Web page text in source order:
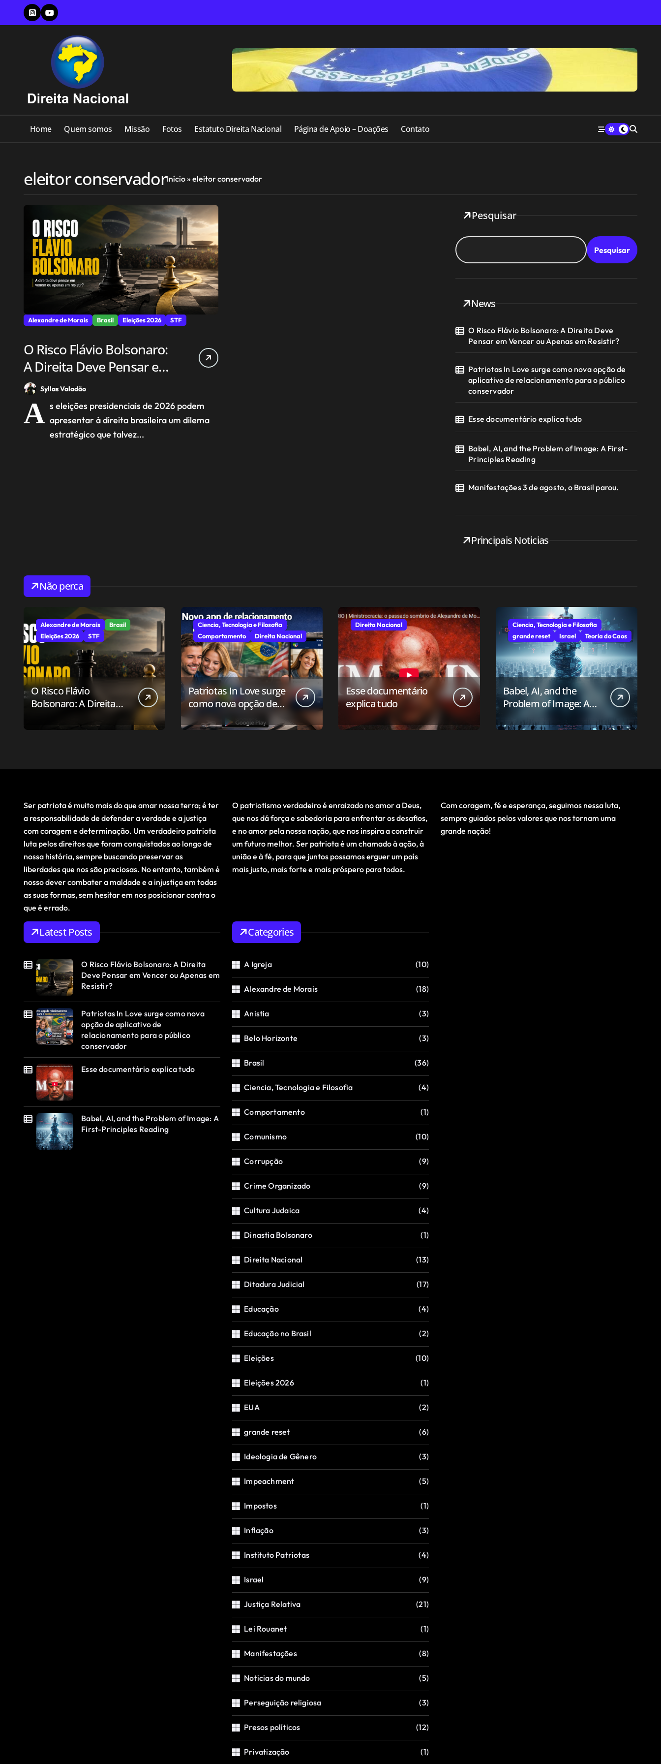
content
Home Quem somos Missão Fotos Estatuto Direita Nacional Página de Apoio – Doações Contato
eleitor conservadorInício» eleitor conservador
Alexandre de Morais Brasil Eleições 2026 STF
O Risco Flávio Bolsonaro:
A Direita Deve Pensar em
Vencer ou Apenas em
Resistir?
Syllas Valadão
A s eleições presidenciais de 2026 podem
apresentar à direita brasileira um dilema
estratégico que talvez...
Pesquisar
Pesquisar
News
O Risco Flávio Bolsonaro: A Direita Deve
Pensar em Vencer ou Apenas em Resistir?
Patriotas In Love surge como nova opção de
aplicativo de relacionamento para o público
conservador
Esse documentário explica tudo
Babel, AI, and the Problem of Image: A First-
Principles Reading
Manifestações 3 de agosto, o Brasil parou.
Principais Noticias
Não perca
Alexandre de Morais
Brasil
Eleições 2026
STF
O Risco Flávio
Bolsonaro: A Direita
Vencer ou Apenas em
Ciencia, Tecnologia e Filosofia
Comportamento
Direita Nacional
Patriotas In Love surge
como nova opção de
aplicativo de
relacionamento para o
Direita Nacional
Esse documentário
explica tudo
Ciencia, Tecnologia e Filosofia
grande reset
Israel Teoria do Caos
Babel, AI, and the
Problem of Image: A
Ser patriota é muito mais do que amar nossa terra; é ter
a responsabilidade de defender a verdade e a justiça
com coragem e determinação. Um verdadeiro patriota
luta pelos direitos que foram conquistados ao longo de
nossa história, sempre buscando preservar as
liberdades que nos são preciosas. No entanto, também é
nosso dever combater a maldade e a injustiça em todas
as suas formas, sem hesitar em nos posicionar contra o
que é errado.
O patriotismo verdadeiro é enraizado no amor a Deus,
que nos dá força e sabedoria para enfrentar os desafios,
e no amor pela nossa nação, que nos inspira a construir
um futuro melhor. Ser patriota é um chamado à ação, à
união e à fé, para que juntos possamos erguer um país
mais justo, mais forte e mais próspero para todos.
Com coragem, fé e esperança, seguimos nessa luta,
sempre guiados pelos valores que nos tornam uma
grande nação!
Latest Posts
O Risco Flávio Bolsonaro: A Direita
Deve Pensar em Vencer ou Apenas em
Resistir?
Patriotas In Love surge como nova
opção de aplicativo de
relacionamento para o público
conservador
Esse documentário explica tudo
Babel, AI, and the Problem of Image: A
First-Principles Reading
Categories
A Igreja (10)
Alexandre de Morais (18)
Anistia (3)
Belo Horizonte (3)
Brasil (36)
Ciencia, Tecnologia e Filosofia (4)
Comportamento (1)
Comunismo (10)
Corrupção (9)
Crime Organizado (9)
Cultura Judaica (4)
Dinastia Bolsonaro (1)
Direita Nacional (13)
Ditadura Judicial (17)
Educação (4)
Educação no Brasil (2)
Eleições (10)
Eleições 2026 (1)
EUA (2)
grande reset (6)
Ideologia de Gênero (3)
Impeachment (5)
Impostos (1)
Inflação (3)
Instituto Patriotas (4)
Israel (9)
Justiça Relativa (21)
Lei Rouanet (1)
Manifestações (8)
Noticias do mundo (5)
Perseguição religiosa (3)
Presos políticos (12)
Privatização (1)